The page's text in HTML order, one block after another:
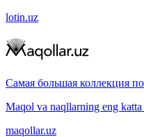
lotin.uz
Самая большая коллекция
Maqol va naqllarning eng
maqollar.uz